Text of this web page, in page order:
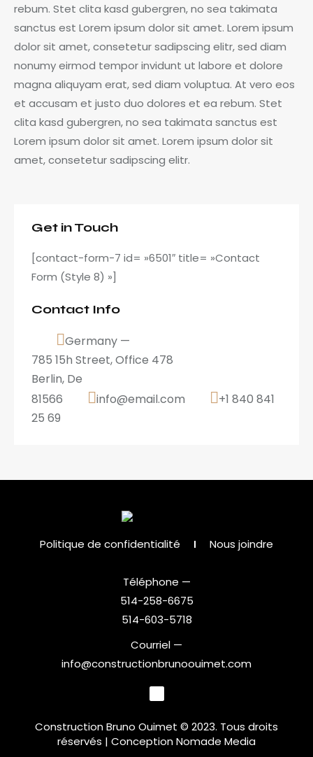
rebum. Stet clita kasd gubergren, no sea takimata
sanctus est Lorem ipsum dolor sit amet. Lorem ipsum
dolor sit amet, consetetur sadipscing elitr, sed diam
nonumy eirmod tempor invidunt ut labore et dolore
magna aliquyam erat, sed diam voluptua. At vero eos
et accusam et justo duo dolores et ea rebum. Stet
clita kasd gubergren, no sea takimata sanctus est
Lorem ipsum dolor sit amet. Lorem ipsum dolor sit
amet, consetetur sadipscing elitr.
Get in Touch
[contact-form-7 id= »6501″ title= »Contact
Form (Style 8) »]
Contact Info
Germany —
785 15h Street, Office 478
Berlin, De
81566
info@email.com
+1 840 841
25 69
Politique de confidentialité Nous joindre
Téléphone —
514-258-6675
514-603-5718
Courriel —
info@constructionbrunoouimet.com
Construction Bruno Ouimet © 2023. Tous droits
réservés | Conception Nomade Media